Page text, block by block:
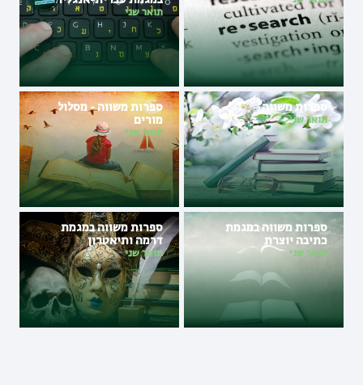
תואר שני
ספרות משווה
תואר שני
ספרות משווה - מסלול
מורים
תואר שני
ספרות משווה במגמת
כתיבה יוצרת
תואר שני
ספרות משווה במגמת
דרמה ותיאטרון
תואר שני